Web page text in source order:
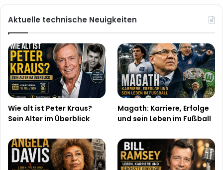
Aktuelle technische Neuigkeiten
Wie alt ist Peter Kraus?
Sein Alter im Überblick
Magath: Karriere, Erfolge
und sein Leben im Fußball